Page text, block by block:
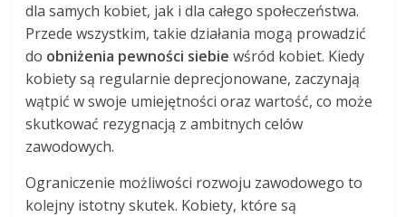
dla samych kobiet, jak i dla całego społeczeństwa.
Przede wszystkim, takie działania mogą prowadzić
do obniżenia pewności siebie wśród kobiet. Kiedy
kobiety są regularnie deprecjonowane, zaczynają
wątpić w swoje umiejętności oraz wartość, co może
skutkować rezygnacją z ambitnych celów
zawodowych.
Ograniczenie możliwości rozwoju zawodowego to
kolejny istotny skutek. Kobiety, które są